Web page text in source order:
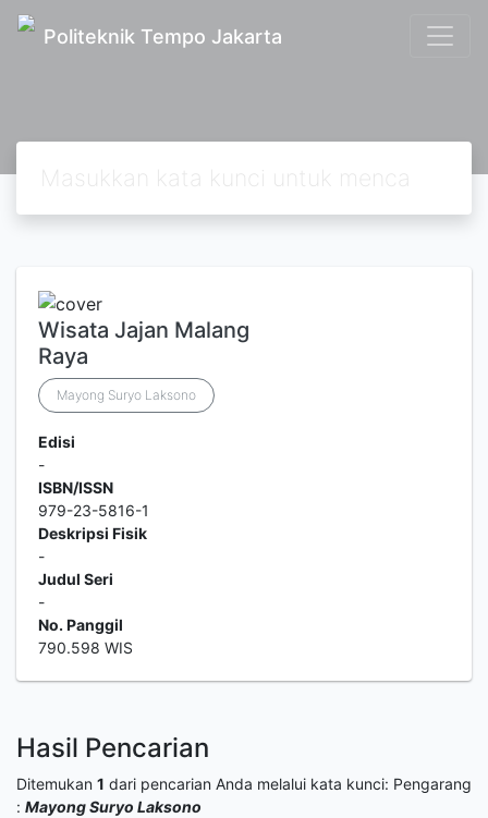
Politeknik Tempo Jakarta
Wisata Jajan Malang
Raya
Mayong Suryo Laksono
Edisi
-
ISBN/ISSN
979-23-5816-1
Deskripsi Fisik
-
Judul Seri
-
No. Panggil
790.598 WIS
Hasil Pencarian
Ditemukan 1 dari pencarian Anda melalui kata kunci: Pengarang
: Mayong Suryo Laksono